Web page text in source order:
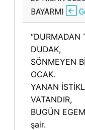
BAYARMI
“DURMADAN
DUDAK,
SÖNMEYEN
OCAK.
YANAN
VATANDIR,
BUGÜN
şair.